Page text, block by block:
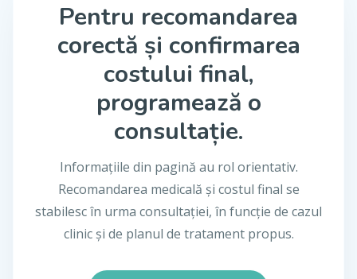
Pentru recomandarea
corectă și confirmarea
costului final,
programează o
consultație.
Informațiile din pagină au rol orientativ.
Recomandarea medicală și costul final se
stabilesc în urma consultației, în funcție de cazul
clinic și de planul de tratament propus.